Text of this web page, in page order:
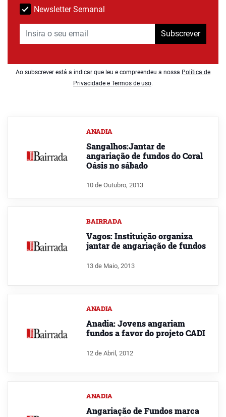
Newsletter Semanal
Subscrever
Ao subscrever está a indicar que leu e compreendeu a nossa Política de
Privacidade e Termos de uso.
ANADIA
Sangalhos:Jantar de
angariação de fundos do Coral
Oásis no sábado
10 de Outubro, 2013
BAIRRADA
Vagos: Instituição organiza
jantar de angariação de fundos
13 de Maio, 2013
ANADIA
Anadia: Jovens angariam
fundos a favor do projeto CADI
12 de Abril, 2012
ANADIA
Angariação de Fundos marca